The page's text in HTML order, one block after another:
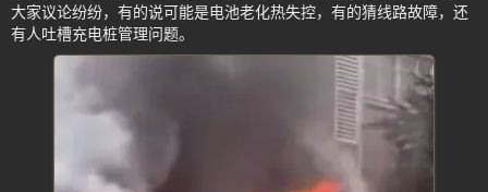
大家议论纷纷，有的说可能是电池老化热失控，有的猜线路故障，还
有人吐槽充电桩管理问题。